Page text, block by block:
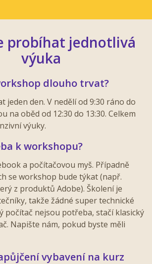
probíhat jednotlivá
výuka
dlouho trvat?
jeden den. V nedělí od 9:30 ráno do
na oběd od 12:30 do 13:30. Celkem
výuky.
k workshopu?
a počítačovou myš. Případně
se workshop bude týkat (např.
z produktů Adobe). Školení je
takže žádné super technické
počítač nejsou potřeba, stačí klasický
Napište nám, pokud byste měli
vybavení na kurz